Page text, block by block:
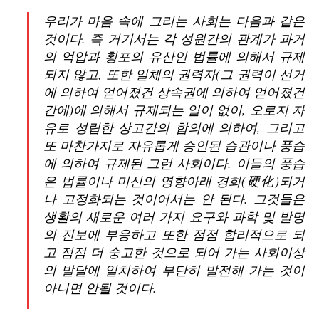
우리가 마음 속에 그리는 사회는 다음과 같은
것이다. 즉 거기서는 각 성원간의 관계가 과거
의 억압과 횡포의 유산인 법률에 의해서 규제
되지 않고, 또한 일체의 권력자(그 권력이 선거
에 의하여 얻어졌건 상속권에 의하여 얻어졌건
간에)에 의해서 규제되는 일이 없이, 오로지 자
유로 성립한 상고간의 합의에 의하여, 그리고
또 마찬가지로 자유롭게 승인된 습관이나 풍습
에 의하여 규제된 그런 사회이다. 이들의 풍습
은 법률이나 미신의 영향아래 경화(硬化)되거
나 고정화되는 것이어서는 안 된다. 그것들은
생활의 새로운 여러 가지 요구와 과학 및 발명
의 진보에 부응하고 또한 점점 합리적으로 되
고 점점 더 숭고한 것으로 되어 가는 사회이상
의 발달에 일치하여 부단히 발전해 가는 것이
아니면 안될 것이다.